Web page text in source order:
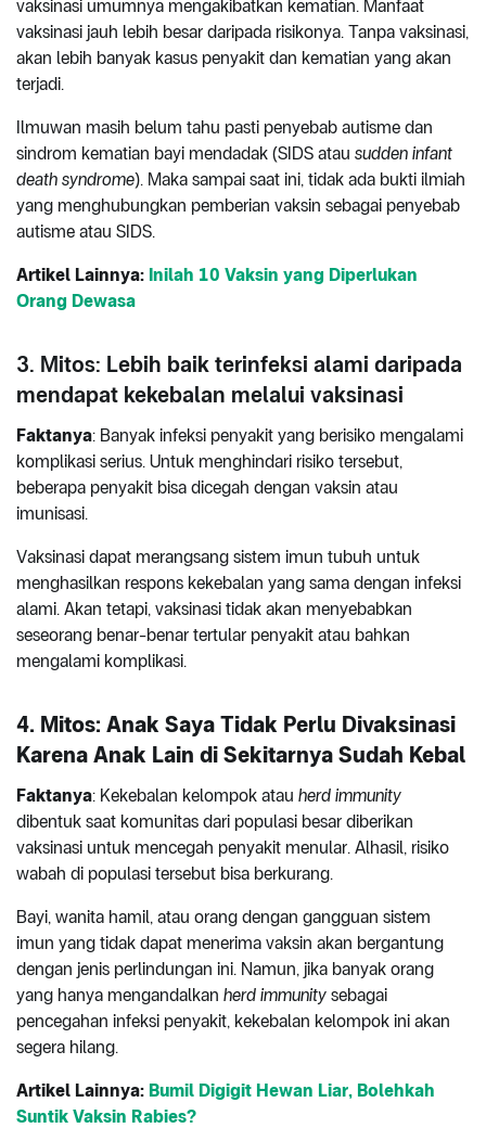
vaksinasi umumnya mengakibatkan kematian. Manfaat
vaksinasi jauh lebih besar daripada risikonya. Tanpa vaksinasi,
akan lebih banyak kasus penyakit dan kematian yang akan
terjadi.
Ilmuwan masih belum tahu pasti penyebab autisme dan
sindrom kematian bayi mendadak (SIDS atau sudden infant
death syndrome). Maka sampai saat ini, tidak ada bukti ilmiah
yang menghubungkan pemberian vaksin sebagai penyebab
autisme atau SIDS.
Artikel Lainnya: Inilah 10 Vaksin yang Diperlukan
Orang Dewasa
3. Mitos: Lebih baik terinfeksi alami daripada
mendapat kekebalan melalui vaksinasi
Faktanya: Banyak infeksi penyakit yang berisiko mengalami
komplikasi serius. Untuk menghindari risiko tersebut,
beberapa penyakit bisa dicegah dengan vaksin atau
imunisasi.
Vaksinasi dapat merangsang sistem imun tubuh untuk
menghasilkan respons kekebalan yang sama dengan infeksi
alami. Akan tetapi, vaksinasi tidak akan menyebabkan
seseorang benar-benar tertular penyakit atau bahkan
mengalami komplikasi.
4. Mitos: Anak Saya Tidak Perlu Divaksinasi
Karena Anak Lain di Sekitarnya Sudah Kebal
Faktanya: Kekebalan kelompok atau herd immunity
dibentuk saat komunitas dari populasi besar diberikan
vaksinasi untuk mencegah penyakit menular. Alhasil, risiko
wabah di populasi tersebut bisa berkurang.
Bayi, wanita hamil, atau orang dengan gangguan sistem
imun yang tidak dapat menerima vaksin akan bergantung
dengan jenis perlindungan ini. Namun, jika banyak orang
yang hanya mengandalkan herd immunity sebagai
pencegahan infeksi penyakit, kekebalan kelompok ini akan
segera hilang.
Artikel Lainnya: Bumil Digigit Hewan Liar, Bolehkah
Suntik Vaksin Rabies?